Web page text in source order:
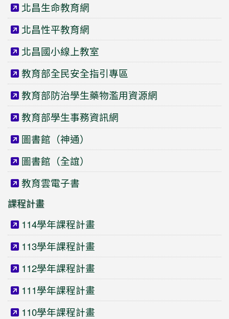
北昌生命教育網
北昌性平教育網
北昌國小線上教室
教育部全民安全指引專區
教育部防治學生藥物濫用資源網
教育部學生事務資訊網
圖書館（神通）
圖書館（全誼）
教育雲電子書
課程計畫
114學年課程計畫
113學年課程計畫
112學年課程計畫
111學年課程計畫
110學年課程計畫